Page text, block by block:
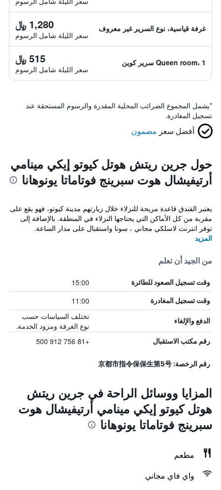
غرفة قياسية، نوع السرير غير معروف 1,280 ﷼
سعر الليلة شامل الرسوم
Queen room، 1 سرير كوين 515 ﷼
سعر الليلة شامل الرسوم
*يشمل المجموع الضرائب المحلية المقدرة والرسوم المستحقة عند
تسجيل المغادرة.
أفضل سعر مضمون
حول جرين ريتش هوتل كيوتو إيكي مينامي
أرتيفيشال هوت سبرينج فوتاماتا يونوهانا
يعتبر الفندق قاعدة مريحة للنزلاء خلال زيارتهم مدينة كيوتو، فهو يقع على
مقربة من كل الأماكن التي يحتاجها النزلاء في المنطقة. بالإضافة إلى
توفر انترنت لاسلكي مجاني ، سونا واستقبال على مدار الساعة.
المزيد
من الجيد أن تعلم
وقت تسجيل الصعود للطائرة 15:00
وقت تسجيل المغادرة 11:00
الدفع والإلغاء
تختلف السياسات حسب
نوع الغرفة ومزود الخدمة.
رقم مكتب الاستقبال +81 756 912 500
رقم الرخصة: 京都市指令保保生第5号
المزايا ووسائل الراحة في جرين ريتش
هوتل كيوتو إيكي مينامي أرتيفيشال هوت
سبرينج فوتاماتا يونوهانا
مطعم
واي فاي مجاني